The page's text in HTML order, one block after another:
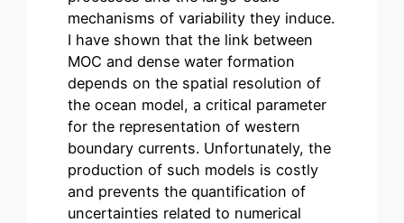
mechanisms of variability they induce.
I have shown that the link between
MOC and dense water formation
depends on the spatial resolution of
the ocean model, a critical parameter
for the representation of western
boundary currents. Unfortunately, the
production of such models is costly
and prevents the quantification of
uncertainties related to numerical